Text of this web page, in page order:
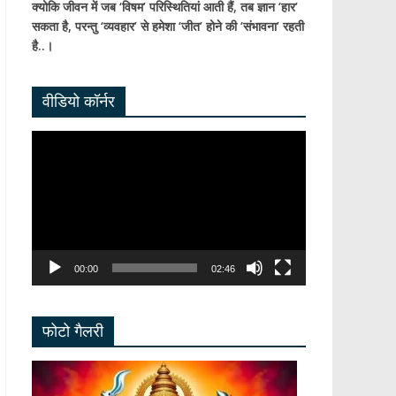
क्योकि जीवन में जब ‘विषम’ परिस्थितियां आती हैं,तब ज्ञान ‘हार’
सकता है,परन्तु ‘व्यवहार’ से हमेशा ‘जीत’ होने की ‘संभावना’ रहती
है..।
वीडियो कॉर्नर
00:00 02:46
फोटो गैलरी